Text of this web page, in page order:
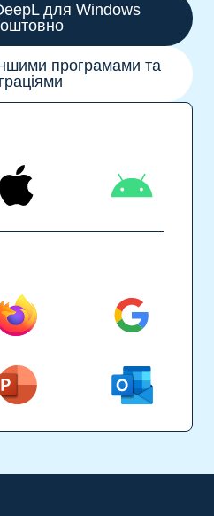
для Windows
програмами та